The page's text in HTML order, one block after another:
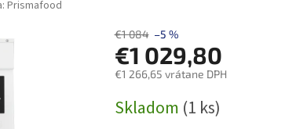
Prismafood
€1 084 –5 %
€1 029,80
€1 266,65 vrátane DPH
cena:
Skladom (1 ks)